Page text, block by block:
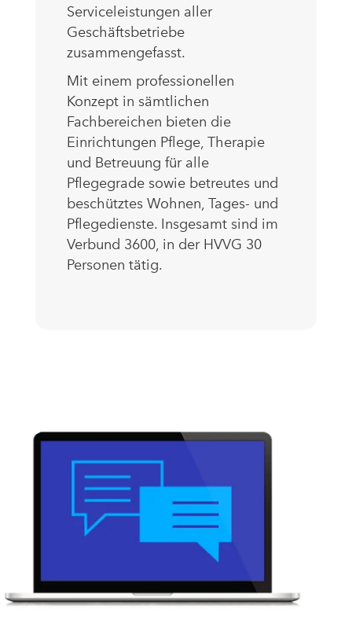
Serviceleistungen aller
Geschäftsbetriebe
zusammengefasst.
Mit einem professionellen
Konzept in sämtlichen
Fachbereichen bieten die
Einrichtungen Pflege, Therapie
und Betreuung für alle
Pflegegrade sowie betreutes und
beschütztes Wohnen, Tages- und
Pflegedienste. Insgesamt sind im
Verbund 3600, in der HVVG 30
Personen tätig.